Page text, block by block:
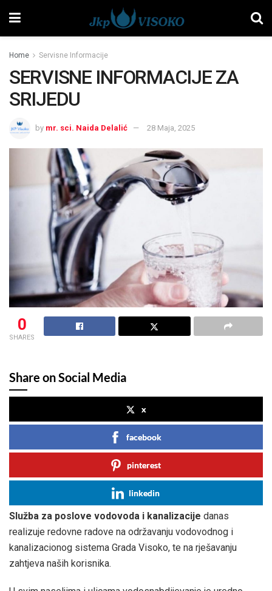
Home Servisne Informacije
SERVISNE INFORMACIJE ZA
SRIJEDU
by mr. sci. Naida Delalić 28 Maja, 2025
0
SHARES
Share on Social Media
x
facebook
pinterest
linkedin
Služba za poslove vodovoda i kanalizacije danas
realizuje redovne radove na održavanju vodovodnog i
kanalizacionog sistema Grada Visoko, te na rješavanju
zahtjeva naših korisnika.